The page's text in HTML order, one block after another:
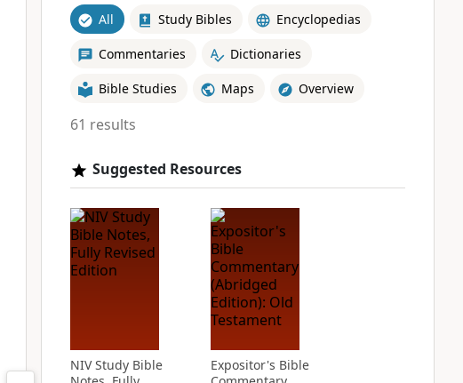
All Study Bibles Encyclopedias
Commentaries Dictionaries
Bible Studies Maps Overview
61 results
Suggested Resources
NIV Study Bible
Expositor's Bible